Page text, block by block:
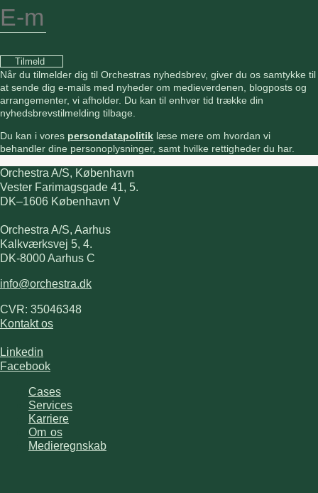
Tilmeld
Når du tilmelder dig til Orchestras nyhedsbrev, giver du os samtykke til
at sende dig e-mails med nyheder om medieverdenen, blogposts og
arrangementer, vi afholder. Du kan til enhver tid trække din
nyhedsbrevstilmelding tilbage.
Du kan i vores persondatapolitik læse mere om hvordan vi
behandler dine personoplysninger, samt hvilke rettigheder du har.
Orchestra A/S, København
Vester Farimagsgade 41, 5.
DK–1606 København V
Orchestra A/S, Aarhus
Kalkværksvej 5, 4.
DK-8000 Aarhus C
info@orchestra.dk
CVR: 35046348
Kontakt os
Linkedin
Facebook
Cases
Services
Karriere
Om os
Medieregnskab